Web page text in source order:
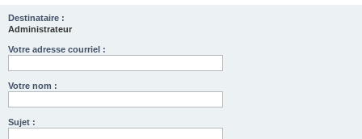
Destinataire :
Administrateur
Votre adresse courriel :
Votre nom :
Sujet :